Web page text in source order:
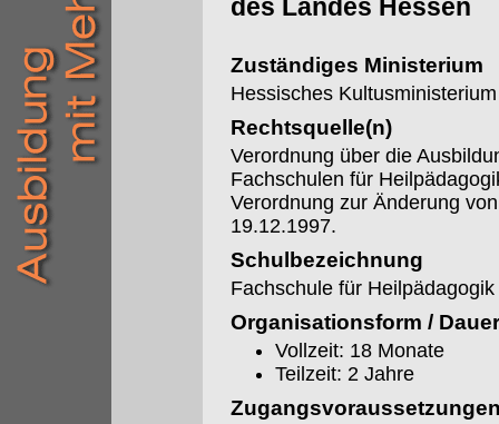
des Landes Hessen
Zuständiges Ministerium
Hessisches Kultusministerium
Rechtsquelle(n)
Verordnung über die
Fachschulen für
Verordnung zur Änderung
19.12.1997.
Schulbezeichnung
Fachschule für Heilpädagogik
Organisationsform / Dauer
Vollzeit: 18 Monate
Teilzeit: 2 Jahre